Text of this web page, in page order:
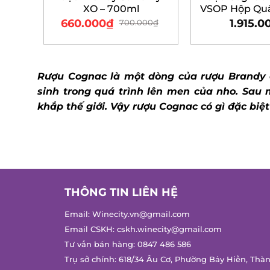
Rượu Cognac là một dòng của rượu
sinh trong quá trình lên men của nho.
khắp thế giới. Vậy rượu Cognac có gì đặc
XO – 700ml
700.000₫
660.000₫
VSOP Hộp
–
THÔNG TIN LIÊN HỆ
Email:Winecity.vn@gmail.com
Email CSKH:cskh.winecity@gmail.com
Tư vấn bán hàng:0847 486 586
Trụ sở chính: 618/34 Âu Cơ, Phường Bảy Hiền,